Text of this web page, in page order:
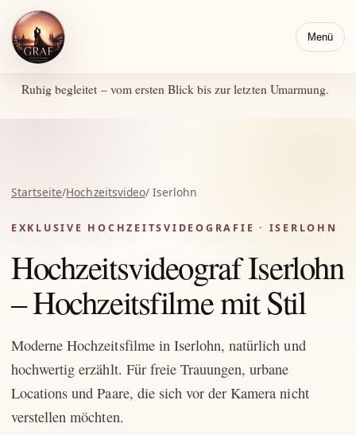
Menü
Ruhig begleitet – vom ersten Blick bis zur letzten Umarmung.
Startseite/Hochzeitsvideo/ Iserlohn
EXKLUSIVE HOCHZEITSVIDEOGRAFIE · ISERLOHN
Hochzeitsvideograf Iserlohn
– Hochzeitsfilme mit Stil
Moderne Hochzeitsfilme in Iserlohn, natürlich und
hochwertig erzählt. Für freie Trauungen, urbane
Locations und Paare, die sich vor der Kamera nicht
verstellen möchten.